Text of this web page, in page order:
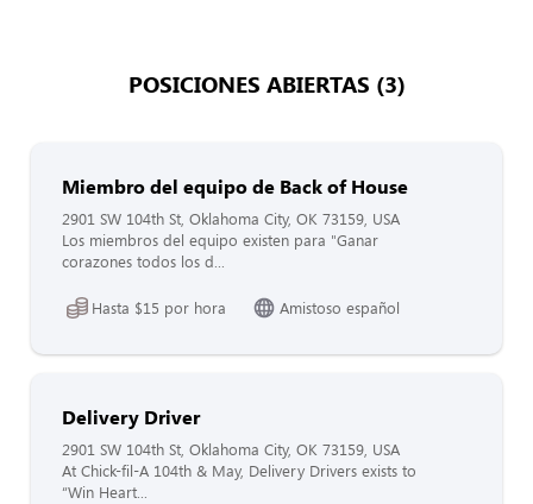
POSICIONES ABIERTAS (3)
Miembro del equipo de Back of House
2901 SW 104th St, Oklahoma City, OK 73159, USA
Los miembros del equipo existen para "Ganar
corazones todos los d...
Hasta $15 por hora Amistoso español
Delivery Driver
2901 SW 104th St, Oklahoma City, OK 73159, USA
At Chick-fil-A 104th & May, Delivery Drivers exists to
“Win Heart...